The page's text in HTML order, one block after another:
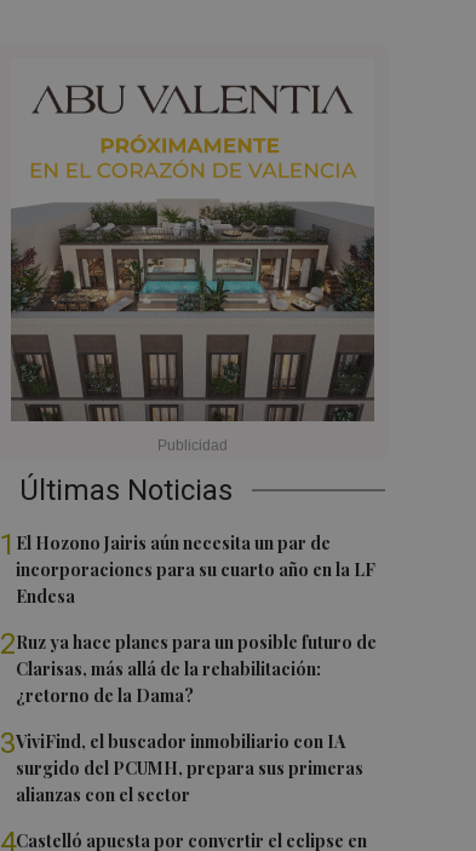
Últimas Noticias
1 El Hozono Jairis aún necesita un par de
incorporaciones para su cuarto año en la LF
Endesa
2Ruz ya hace planes para un posible futuro de
Clarisas, más allá de la rehabilitación:
¿retorno de la Dama?
3ViviFind, el buscador inmobiliario con IA
surgido del PCUMH, prepara sus primeras
alianzas con el sector
4Castelló apuesta por convertir el eclipse en